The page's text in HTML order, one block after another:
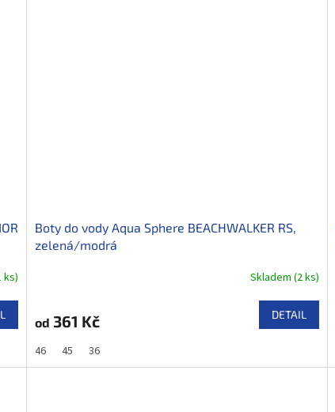
ks)
Boty do vody Aqua Sphere BEACHWALKER RS,
zelená/modrá
Skladem (2 ks)
od 361 Kč DETAIL
46 45 36